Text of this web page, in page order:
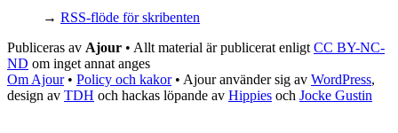
→ RSS-flöde för skribenten
Publiceras av Ajour • Allt material är publicerat enligt CC BY-NC-
ND om inget annat anges
Om Ajour• Policy och kakor• Ajour använder sig av WordPress,
design av TDH och hackas löpande av Hippies och Jocke Gustin